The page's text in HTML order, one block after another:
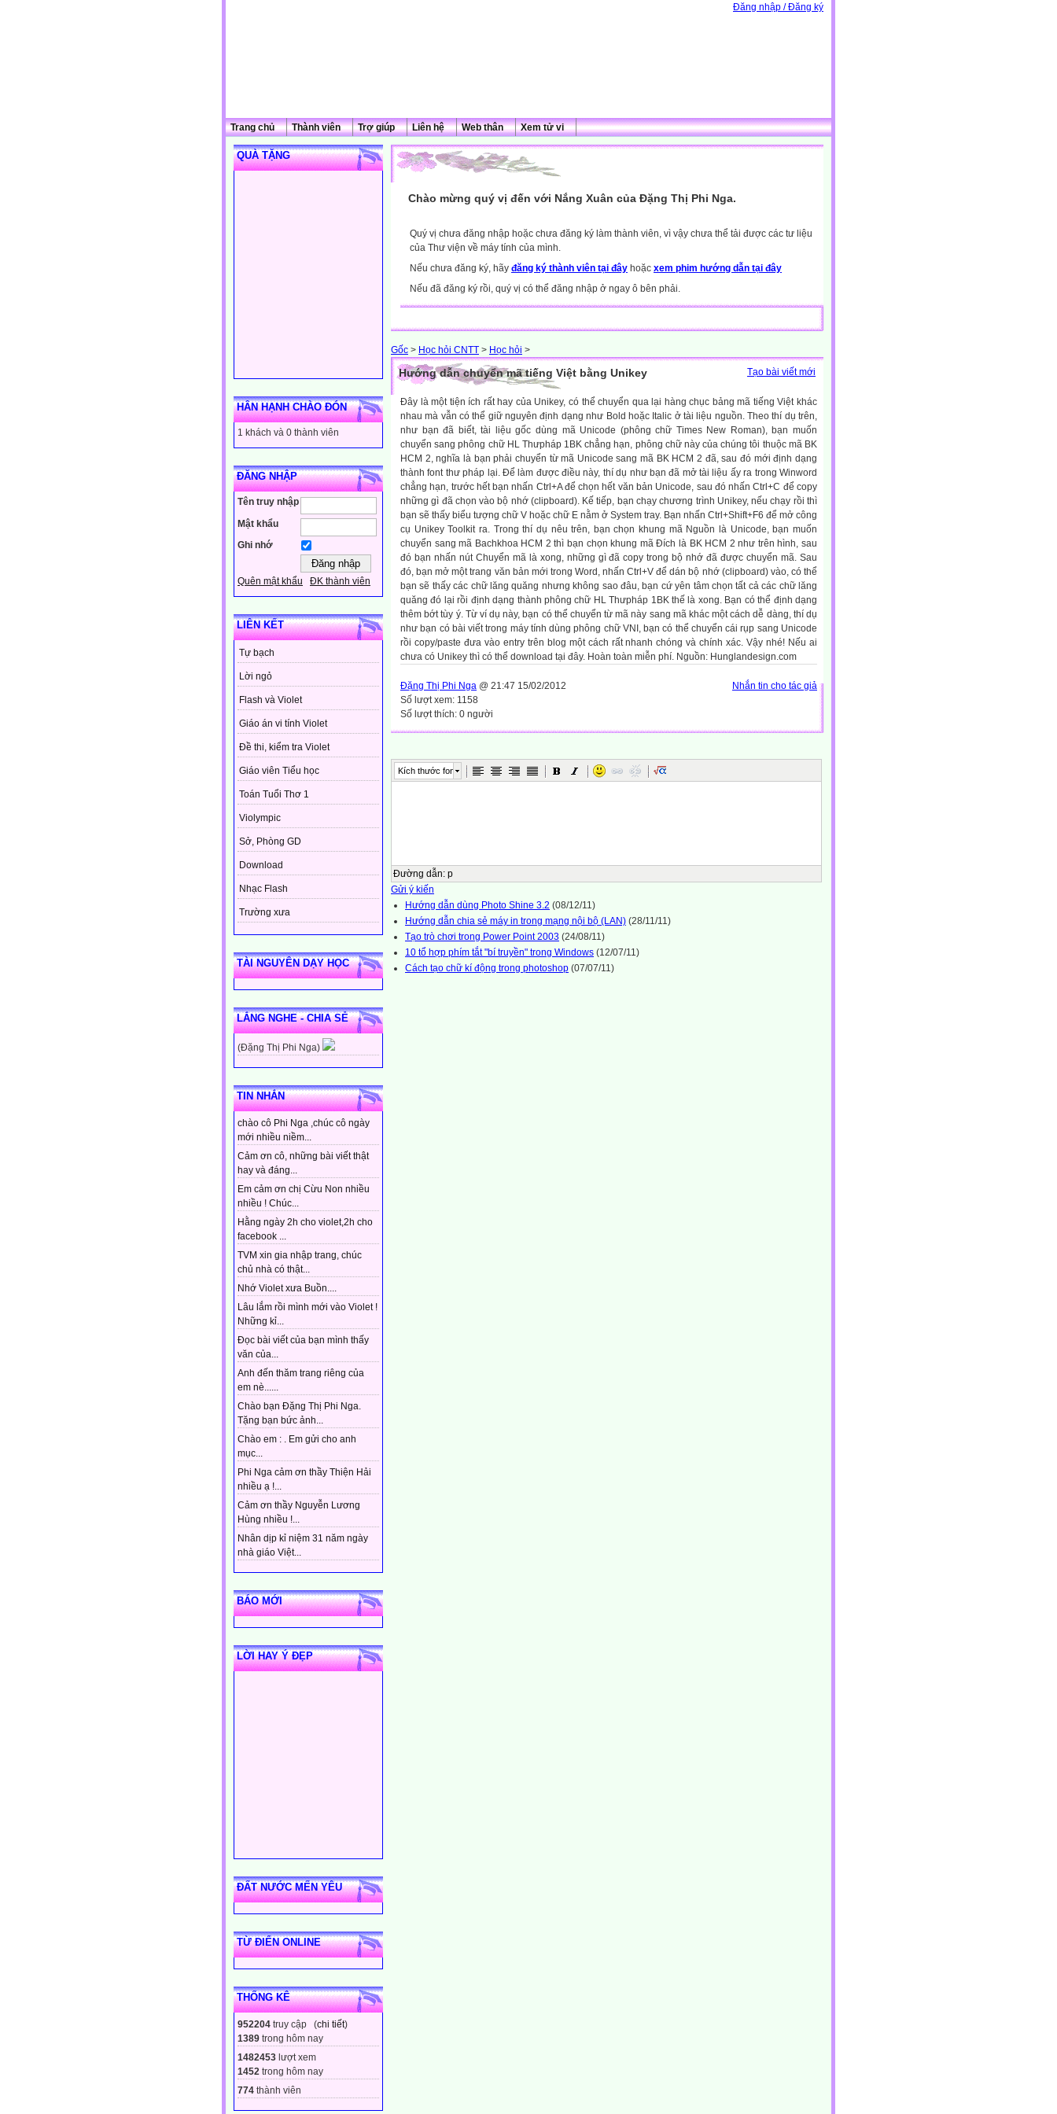
Đăng nhập / Đăng ký
Trang chủ Thành viên Trợ giúp Liên hệ Web thân Xem tử vi
QUÀ TẶNG
HÂN HẠNH CHÀO ĐÓN
1 khách và 0 thành viên
ĐĂNG NHẬP
Tên truy nhập
Mật khẩu
Ghi nhớ
Quên mật khẩu ĐK thành viên
LIÊN KẾT
Tự bạch
Lời ngỏ
Flash và Violet
Giáo án vi tính Violet
Đề thi, kiểm tra Violet
Giáo viên Tiểu học
Toán Tuổi Thơ 1
Violympic
Sở, Phòng GD
Download
Nhạc Flash
Trường xưa
TÀI NGUYÊN DẠY HỌC
LẮNG NGHE - CHIA SẺ
(Đặng Thị Phi Nga)
TIN NHẮN
chào cô Phi Nga ,chúc cô ngày
mới nhiều niềm...
Cảm ơn cô, những bài viết thật
hay và đáng...
Em cảm ơn chị Cừu Non nhiều
nhiều ! Chúc...
Hằng ngày 2h cho violet,2h cho
facebook ...
TVM xin gia nhập trang, chúc
chủ nhà có thật...
Nhớ Violet xưa Buồn....
Lâu lắm rồi mình mới vào Violet !
Những kỉ...
Đọc bài viết của bạn mình thấy
văn của...
Anh đến thăm trang riêng của
em nè......
Chào bạn Đặng Thị Phi Nga.
Tặng bạn bức ảnh...
Chào em : . Em gửi cho anh
mục...
Phi Nga cảm ơn thầy Thiện Hải
nhiều ạ !...
Cảm ơn thầy Nguyễn Lương
Hùng nhiều !...
Nhân dịp kỉ niệm 31 năm ngày
nhà giáo Việt...
BÁO MỚI
LỜI HAY Ý ĐẸP
ĐẤT NƯỚC MẾN YÊU
TỪ ĐIỂN ONLINE
THỐNG KÊ
952204 truy cập (chi tiết)
1389 trong hôm nay
1482453 lượt xem
1452 trong hôm nay
774 thành viên
Chào mừng quý vị đến với Nắng Xuân của Đặng Thị Phi Nga.
Quý vị chưa đăng nhập hoặc chưa đăng ký làm thành viên, vì vậy chưa thể tải được các tư liệu
của Thư viện về máy tính của mình.
Nếu chưa đăng ký, hãy đăng ký thành viên tại đây hoặc xem phim hướng dẫn tại đây
Nếu đã đăng ký rồi, quý vị có thể đăng nhập ở ngay ô bên phải.
Gốc > Học hỏi CNTT > Học hỏi >
Tạo bài viết mới
Hướng dẫn chuyển mã tiếng Việt bằng Unikey
Đây là một tiện ích rất hay của Unikey, có thể chuyển qua lại hàng chục bảng mã tiếng Việt khác
nhau mà vẫn có thể giữ nguyên định dạng như Bold hoặc Italic ở tài liệu nguồn. Theo thí dụ trên,
như bạn đã biết, tài liệu gốc dùng mã Unicode (phông chữ Times New Roman), bạn muốn
chuyển sang phông chữ HL Thưpháp 1BK chẳng hạn, phông chữ này của chúng tôi thuộc mã BK
HCM 2, nghĩa là bạn phải chuyển từ mã Unicode sang mã BK HCM 2 đã, sau đó mới định dạng
thành font thư pháp lại. Để làm được điều này, thí dụ như bạn đã mở tài liệu ấy ra trong Winword
chẳng hạn, trước hết bạn nhấn Ctrl+A để chọn hết văn bản Unicode, sau đó nhấn Ctrl+C để copy
những gì đã chọn vào bộ nhớ (clipboard). Kế tiếp, bạn chạy chương trình Unikey, nếu chạy rồi thì
bạn sẽ thấy biểu tượng chữ V hoặc chữ E nằm ở System tray. Bạn nhấn Ctrl+Shift+F6 để mở công
cụ Unikey Toolkit ra. Trong thí dụ nêu trên, bạn chọn khung mã Nguồn là Unicode, bạn muốn
chuyển sang mã Bachkhoa HCM 2 thì bạn chọn khung mã Đích là BK HCM 2 như trên hình, sau
đó bạn nhấn nút Chuyển mã là xong, những gì đã copy trong bộ nhớ đã được chuyển mã. Sau
đó, bạn mở một trang văn bản mới trong Word, nhấn Ctrl+V để dán bộ nhớ (clipboard) vào, có thể
bạn sẽ thấy các chữ lăng quăng nhưng không sao đâu, bạn cứ yên tâm chọn tất cả các chữ lăng
quăng đó lại rồi định dạng thành phông chữ HL Thưpháp 1BK thế là xong. Bạn có thể định dạng
thêm bớt tùy ý. Từ ví dụ này, bạn có thể chuyển từ mã này sang mã khác một cách dễ dàng, thí dụ
như bạn có bài viết trong máy tính dùng phông chữ VNI, bạn có thể chuyển cái rụp sang Unicode
rồi copy/paste đưa vào entry trên blog một cách rất nhanh chóng và chính xác. Vậy nhé! Nếu ai
chưa có Unikey thì có thể download tại đây. Hoàn toàn miễn phí. Nguồn: Hunglandesign.com
Nhắn tin cho tác giả
Đặng Thị Phi Nga @ 21:47 15/02/2012
Số lượt xem: 1158
Số lượt thích: 0 người
Kích thước font
Đường dẫn: p
Gửi ý kiến
Hướng dẫn dùng Photo Shine 3.2 (08/12/11)
Hướng dẫn chia sẻ máy in trong mạng nội bộ (LAN) (28/11/11)
Tạo trò chơi trong Power Point 2003 (24/08/11)
10 tổ hợp phím tắt "bí truyền" trong Windows (12/07/11)
Cách tạo chữ kí động trong photoshop (07/07/11)